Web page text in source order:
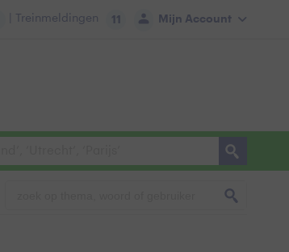
Mijn Account
| Treinmeldingen 11